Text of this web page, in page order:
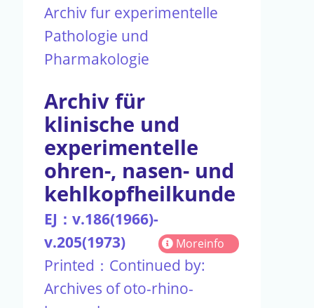
Archiv fur experimentelle
Pathologie und
Pharmakologie
Archiv für
klinische und
experimentelle
ohren-, nasen- und
kehlkopfheilkunde
EJ：v.186(1966)-
v.205(1973)
Moreinfo
Printed：Continued by:
Archives of oto-rhino-